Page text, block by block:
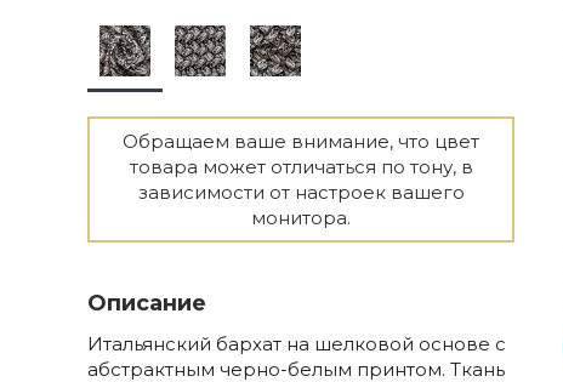
Обращаем ваше внимание, что цвет
товара может отличаться по тону, в
зависимости от настроек вашего
монитора.
Описание
Итальянский бархат на шелковой основе с
абстрактным черно-белым принтом. Ткань